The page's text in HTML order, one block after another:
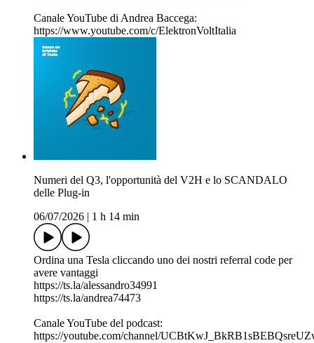
Canale YouTube di Andrea Baccega:
https://www.youtube.com/c/ElektronVoltItalia
Numeri del Q3, l'opportunità del V2H e lo SCANDALO
delle Plug-in
06/07/2026
1 h 14 min
Ordina una Tesla cliccando uno dei nostri referral code per
avere vantaggi
https://ts.la/alessandro34991
https://ts.la/andrea74473
Canale YouTube del podcast:
https://youtube.com/channel/